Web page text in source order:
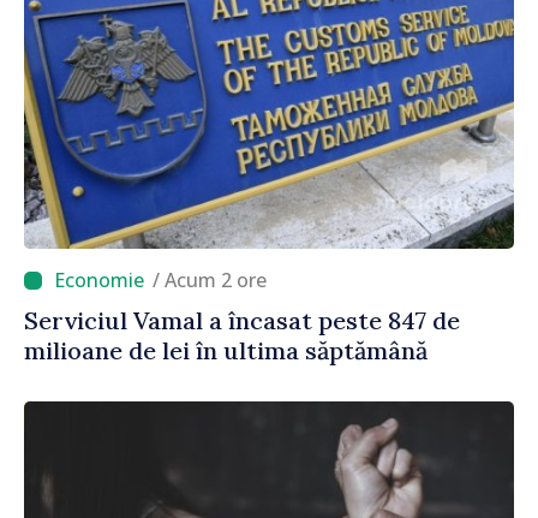
/ Acum 2 ore
Serviciul Vamal a încasat peste 847 de
milioane de lei în ultima săptămână